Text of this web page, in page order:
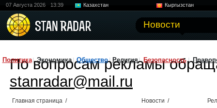
07 Августа 2026 13:39 Казахстан
Кыргызстан
Новости
Политика Экономика Общество Религия Безопасность
По вопросам рекламы
stanradar@mail.ru
Главная страница / Новости /